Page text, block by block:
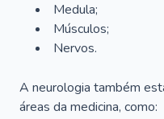
Medula;
Músculos;
Nervos.
A neurologia também
áreas da medicina, como: